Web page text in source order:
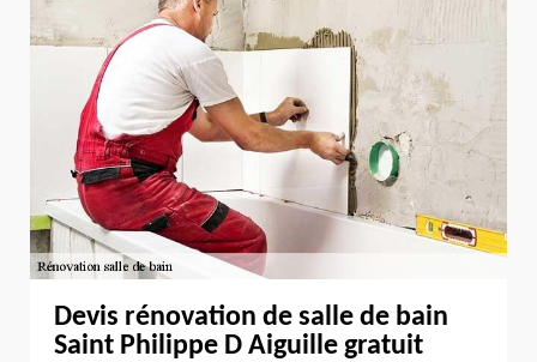
Devis rénovation de salle de bain
Saint Philippe D Aiguille gratuit